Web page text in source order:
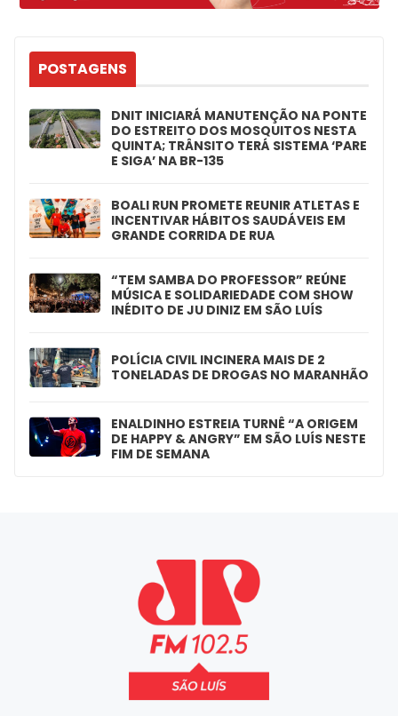
POSTAGENS
DNIT INICIARÁ MANUTENÇÃO NA PONTE
DO ESTREITO DOS MOSQUITOS NESTA
QUINTA; TRÂNSITO TERÁ SISTEMA ‘PARE
E SIGA’ NA BR-135
BOALI RUN PROMETE REUNIR ATLETAS E
INCENTIVAR HÁBITOS SAUDÁVEIS EM
GRANDE CORRIDA DE RUA
“TEM SAMBA DO PROFESSOR” REÚNE
MÚSICA E SOLIDARIEDADE COM SHOW
INÉDITO DE JU DINIZ EM SÃO LUÍS
POLÍCIA CIVIL INCINERA MAIS DE 2
TONELADAS DE DROGAS NO MARANHÃO
ENALDINHO ESTREIA TURNÊ “A ORIGEM
DE HAPPY & ANGRY” EM SÃO LUÍS NESTE
FIM DE SEMANA